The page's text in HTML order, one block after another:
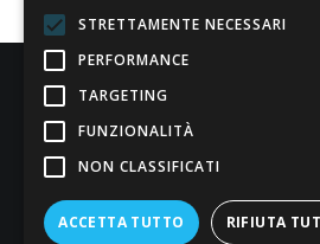
ALDIGIÙ S.R.L. | Via Cortazzis 15
OPERATIVA: Via del Progresso
aldigiusrl@pec.it | C.F. e P.IVA
Capitale sociale: €
STRETTAMENTE NECESSARI
PERFORMANCE
TARGETING
FUNZIONALITÀ
NON CLASSIFICATI
ACCETTA TUTTO RIFIUTA